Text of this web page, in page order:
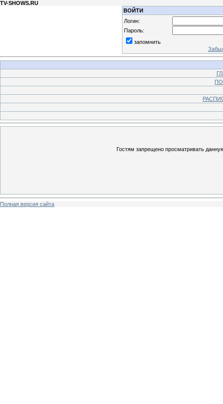
TV-SHOWS.RU
ВОЙТИ
Логин:
Пароль:
запомнить
Гостям запрещено просматривать
Полная версия сайта